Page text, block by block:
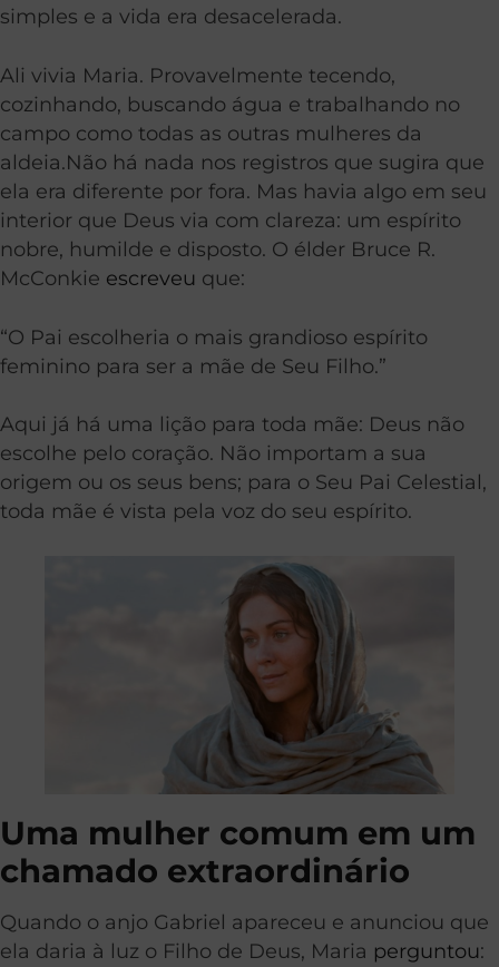
simples e a vida era desacelerada.
Ali vivia Maria. Provavelmente tecendo,
cozinhando, buscando água e trabalhando no
campo como todas as outras mulheres da
aldeia.Não há nada nos registros que sugira que
ela era diferente por fora. Mas havia algo em seu
interior que Deus via com clareza: um espírito
nobre, humilde e disposto. O élder Bruce R.
McConkie escreveu que:
“O Pai escolheria o mais grandioso espírito
feminino para ser a mãe de Seu Filho.”
Aqui já há uma lição para toda mãe: Deus não
escolhe pelo coração. Não importam a sua
origem ou os seus bens; para o Seu Pai Celestial,
toda mãe é vista pela voz do seu espírito.
Uma mulher comum em um
chamado extraordinário
Quando o anjo Gabriel apareceu e anunciou que
ela daria à luz o Filho de Deus, Maria perguntou: